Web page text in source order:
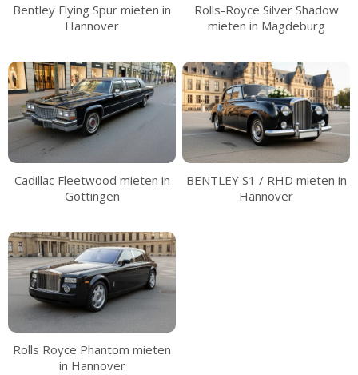
Bentley Flying Spur mieten in
Hannover
Rolls-Royce Silver Shadow
mieten in Magdeburg
Cadillac Fleetwood mieten in
Göttingen
BENTLEY S1 / RHD mieten in
Hannover
Rolls Royce Phantom mieten
in Hannover